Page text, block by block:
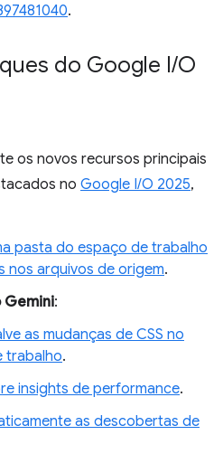
.
do Google I/O
os novos recursos principais
no Google I/O 2025,
pasta do espaço de trabalho
nos arquivos de origem.
Gemini:
as mudanças de CSS no
trabalho.
insights de performance.
as descobertas de